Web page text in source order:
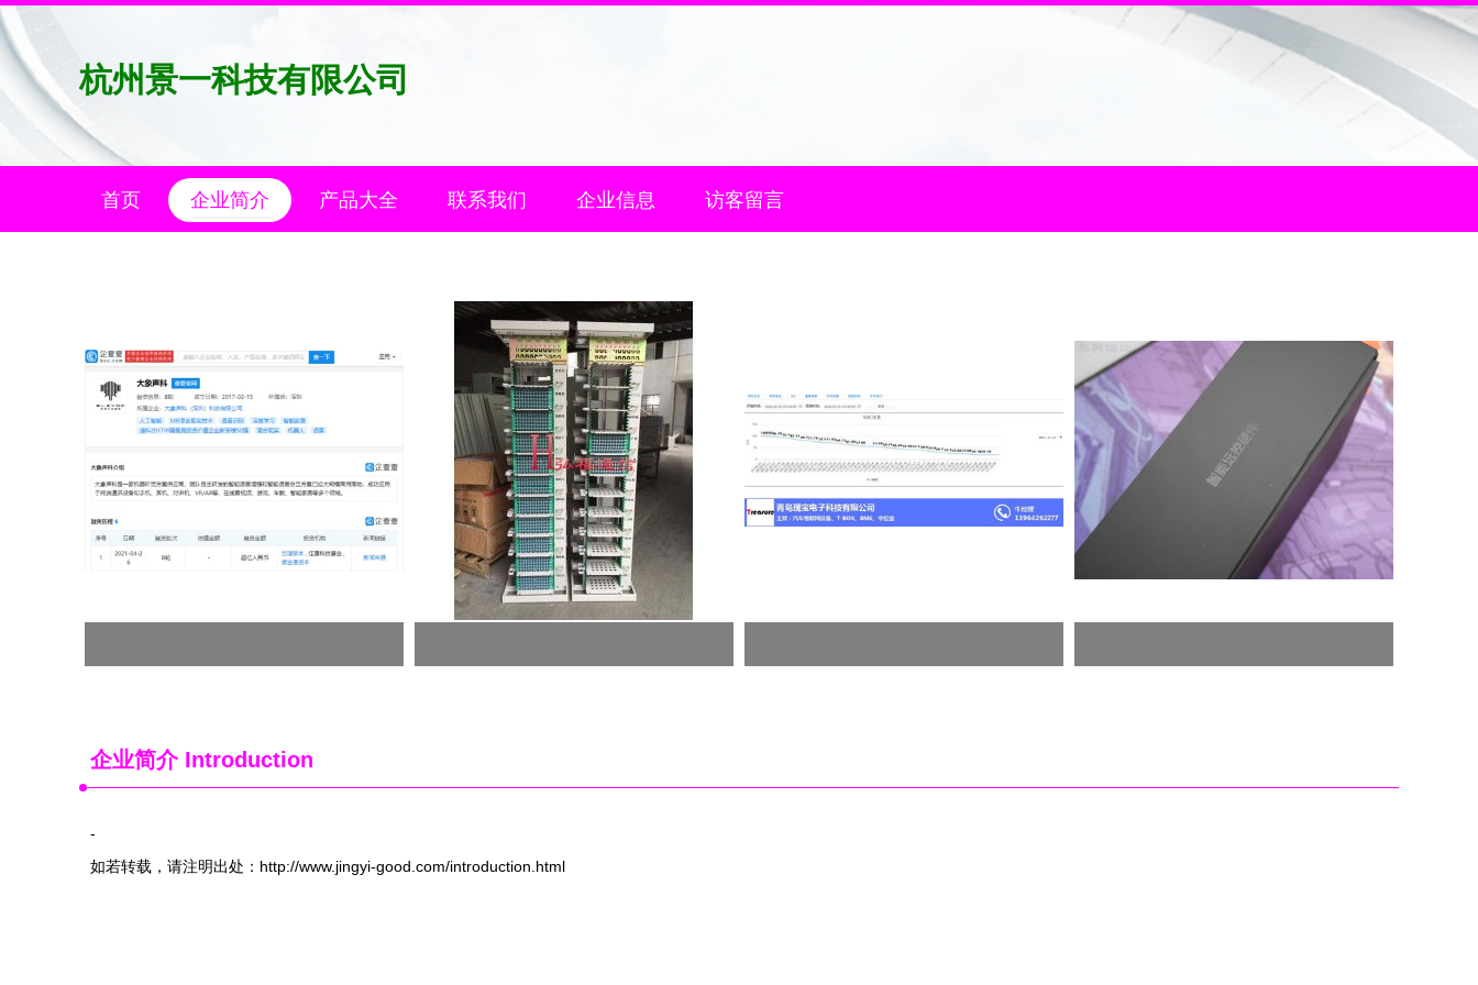
杭州景一科技有限公司
首页 企业简介 产品大全 联系我们 企业信息 访客留言
企业简介 Introduction
-
如若转载，请注明出处：http://www.jingyi-good.com/introduction.html